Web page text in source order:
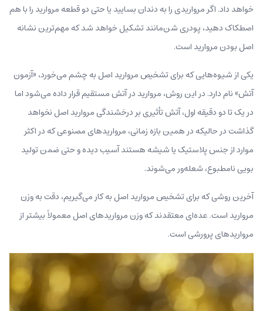
خواهد داد. اگر مرواریدی را به دندان بسایید یا حتی دو قطعه مروارید را با هم
اصطکاک دهید، پودری شن‌مانند تشکیل خواهد شد که مهم‌ترین نشانه
اصل بودن مروارید است.
یکی از شیوه‌هایی که برای تشخیص مروارید اصل به چشم می‌خورد، «آزمون
آتش» نام دارد. در این روش، مروارید در آتش مستقیم قرار داده می‌شود اما
در یک تا دو دقیقه اول، آتش تأثیری بر درخشندگی مروارید اصل نخواهد
گذاشت در حالیکه در همین بازه زمانی، مرواریدهای مصنوعی که در اکثر
موارد از جنس پلاستیک یا شیشه هستند آسیب‌ دیده و حتی ضمن تولید
بویی نامطبوع، شعله‌ور می‌شوند.
آخرین روشی که برای تشخیص مروارید اصل به کار می‌گیریم، دقت به وزن
مروارید است. عده‌ای معتقدند که وزن مرواریدهای اصل معمولاً بیشتر از
مرواریدهای پرورشی است.